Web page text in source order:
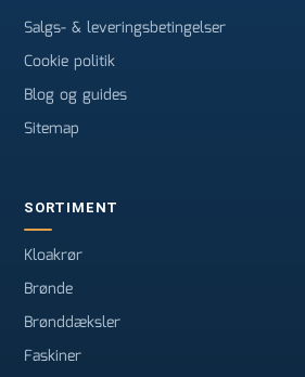
Salgs- & leveringsbetingelser
Cookie politik
Blog og guides
Sitemap
SORTIMENT
Kloakrør
Brønde
Brønddæksler
Faskiner